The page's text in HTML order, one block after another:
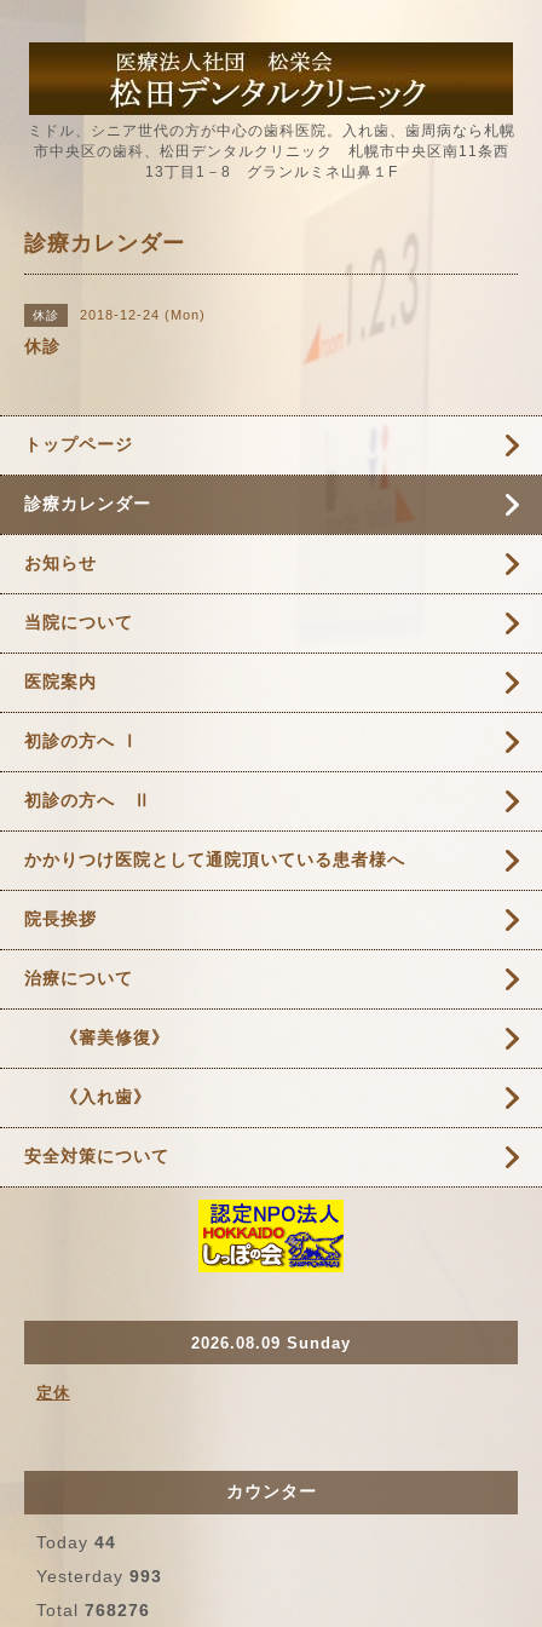
ミドル、シニア世代の方が中心の歯科医院。入れ歯、歯周病なら札幌
市中央区の歯科、松田デンタルクリニック 札幌市中央区南11条西
13丁目1－8 グランルミネ山鼻１F
診療カレンダー
休診 2018-12-24 (Mon)
休診
トップページ
診療カレンダー
お知らせ
当院について
医院案内
初診の方へ Ⅰ
初診の方へ Ⅱ
かかりつけ医院として通院頂いている患者様へ
院長挨拶
治療について
《審美修復》
《入れ歯》
安全対策について
2026.08.09 Sunday
定休
カウンター
Today 44
Yesterday 993
Total 768276